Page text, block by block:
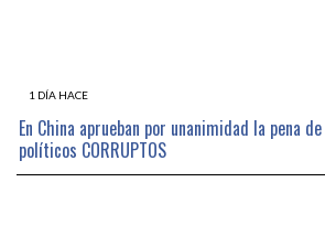
1 DÍA HACE
En China aprueban por unanimidad la pena
políticos CORRUPTOS